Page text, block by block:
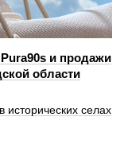
и продажи
области
селах